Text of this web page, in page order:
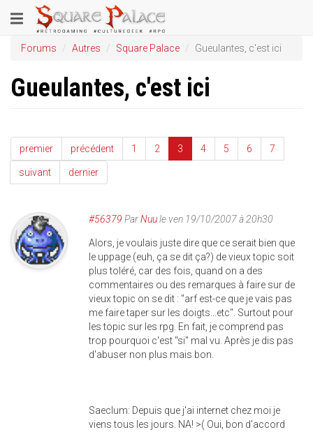
au
contenu
principal
Toggle
navigation
Forums Autres Square Palace Gueulantes, c'est ici
Gueulantes, c'est ici
premier précédent 1 2 3 4 5 6 7
suivant dernier
#56379 ParNuule ven 19/10/2007 à 20h30
Alors, je voulais juste dire que ce serait bien que
le uppage (euh, ça se dit ça?) de vieux topic soit
plus toléré, car des fois, quand on a des
commentaires ou des remarques à faire sur de
vieux topic on se dit : "arf est-ce que je vais pas
me faire taper sur les doigts...etc". Surtout pour
les topic sur les rpg. En fait, je comprend pas
trop pourquoi c'est "si" mal vu. Après je dis pas
d'abuser non plus mais bon.
Saeclum: Depuis que j'ai internet chez moi je
viens tous les jours. NA! >( Oui, bon d'accord